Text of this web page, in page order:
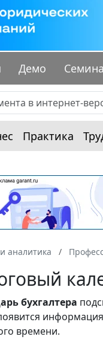
Демо
Практика
аналитика
бухгалтера
времени.